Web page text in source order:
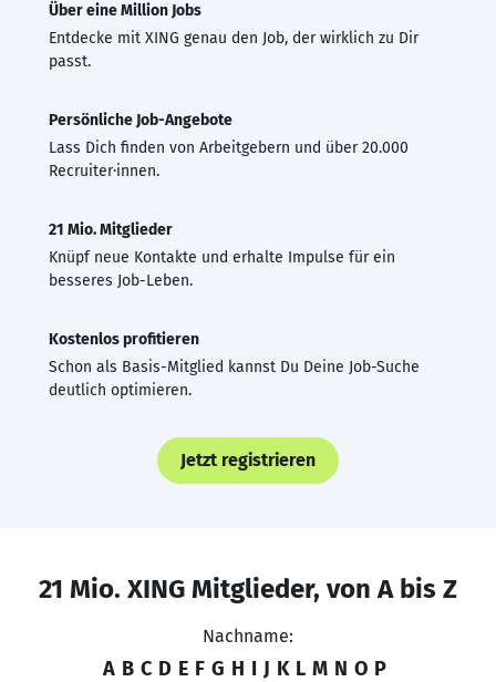
Über eine Million Jobs
Entdecke mit XING genau den Job, der wirklich zu Dir
passt.
Persönliche Job-Angebote
Lass Dich finden von Arbeitgebern und über 20.000
Recruiter·innen.
21 Mio. Mitglieder
Knüpf neue Kontakte und erhalte Impulse für ein
besseres Job-Leben.
Kostenlos profitieren
Schon als Basis-Mitglied kannst Du Deine Job-Suche
deutlich optimieren.
Jetzt registrieren
21 Mio. XING Mitglieder, von A bis Z
Nachname:
A B C D E F G H I J K L M N O P